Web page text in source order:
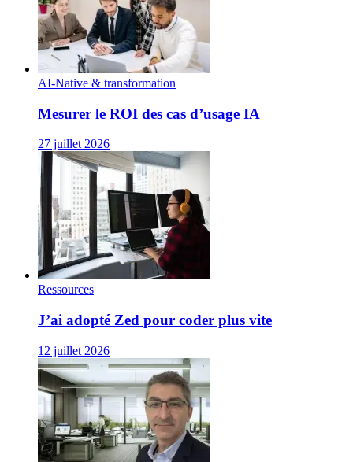
AI-Native & transformation
Mesurer le ROI des cas d’usage IA
27 juillet 2026
Ressources
J’ai adopté Zed pour coder plus vite
12 juillet 2026